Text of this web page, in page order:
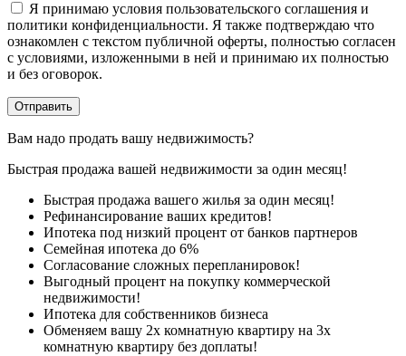
Я принимаю условия пользовательского соглашения и
политики конфиденциальности. Я также подтверждаю что
ознакомлен с текстом публичной оферты, полностью согласен
с условиями, изложенными в ней и принимаю их полностью
и без оговорок.
Вам надо продать вашу недвижимость?
Быстрая продажа вашей недвижимости за один месяц!
Быстрая продажа вашего жилья за один месяц!
Рефинансирование ваших кредитов!
Ипотека под низкий процент от банков партнеров
Семейная ипотека до 6%
Согласование сложных перепланировок!
Выгодный процент на покупку коммерческой
недвижимости!
Ипотека для собственников бизнеса
Обменяем вашу 2х комнатную квартиру на 3х
комнатную квартиру без доплаты!